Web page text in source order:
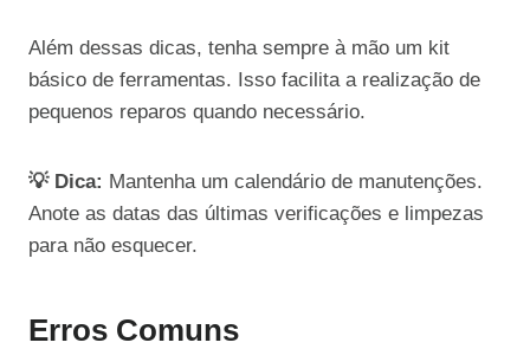
Além dessas dicas, tenha sempre à mão um kit
básico de ferramentas. Isso facilita a realização de
pequenos reparos quando necessário.
💡 Dica: Mantenha um calendário de manutenções.
Anote as datas das últimas verificações e limpezas
para não esquecer.
Erros Comuns